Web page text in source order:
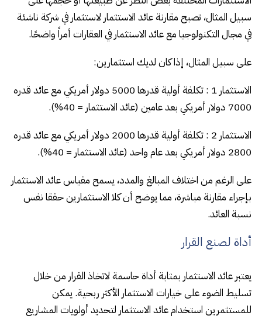
سبيل المثال، تصبح مقارنة عائد الاستثمار لاستثمار في شركة ناشئة
في مجال التكنولوجيا مع عائد الاستثمار في العقارات أمراً واضحًا.
على سبيل المثال، إذا كان لديك استثمارين:
الاستثمار 1 : تكلفة أولية قدرها 5000 دولار أمريكي مع عائد قدره
7000 دولار أمريكي بعد عامين (عائد الاستثمار = 40%).
الاستثمار 2 : تكلفة أولية قدرها 2000 دولار أمريكي مع عائد قدره
2800 دولار أمريكي بعد عام واحد (عائد الاستثمار = 40%).
على الرغم من اختلاف المبالغ والمدد، يسمح مقياس عائد الاستثمار
بإجراء مقارنة مباشرة، مما يوضح أن كلا الاستثمارين حققا نفس
نسبة العائد.
أداة لصنع القرار
يعتبر عائد الاستثمار بمثابة أداة حاسمة لاتخاذ القرار من خلال
تسليط الضوء على خيارات الاستثمار الأكثر ربحية. يمكن
للمستثمرين استخدام عائد الاستثمار لتحديد أولويات المشاريع